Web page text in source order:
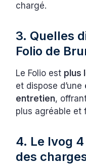
chargé.
3. Quelles
Folio de
Le Folio est plus
et dispose d’une
entretien,
plus agréable et
4. Le Ivog
des